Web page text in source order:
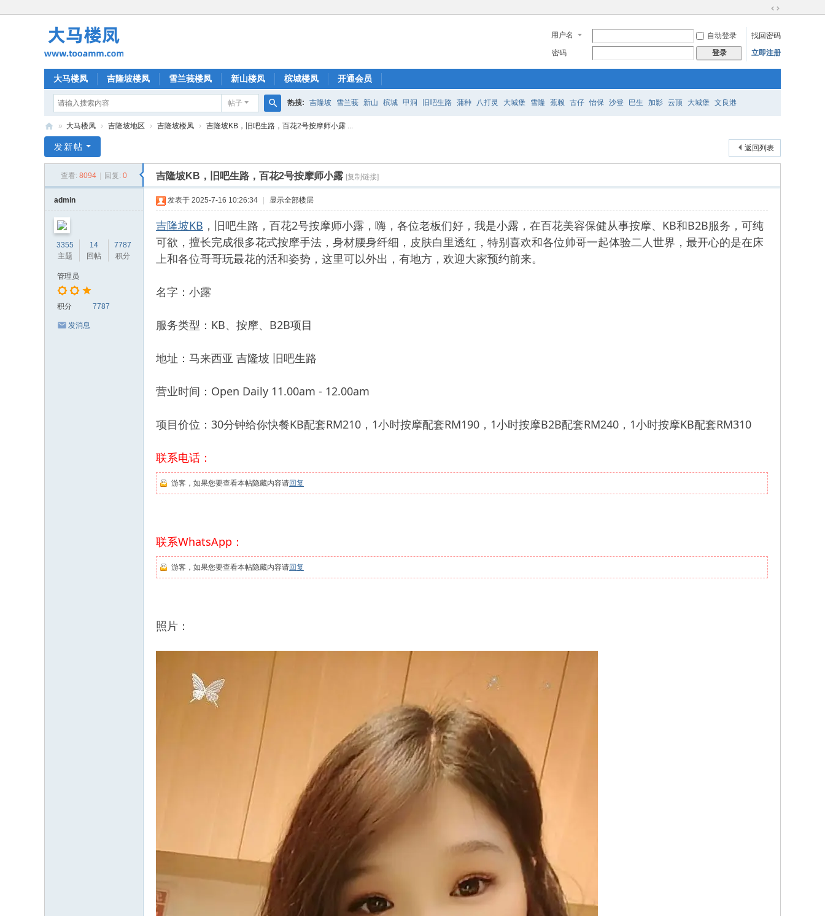
换
到
宽
用户名 自动登录
找回密码
密码
登录 立即注册
大马楼凤 吉隆坡楼凤 雪兰莪楼凤 新山楼凤 槟城楼凤 开通会员
帖子
搜
热搜: 吉隆坡 雪兰莪 新山 槟城 甲洞 旧吧生路 蒲种 八打灵 大城堡 雪隆 蕉赖 古仔 怡保 沙登 巴生 加影 云顶 大城堡 文良港
马
» 大马楼凤 › 吉隆坡地区 › 吉隆坡楼凤 › 吉隆坡KB，旧吧生路，百花2号按摩师小露 ...
返回列表
发新帖
查看: 8094 回复: 0 吉隆坡KB，旧吧生路，百花2号按摩师小露 [复制链接]
admin
3355
主题
14
回帖
7787
积分
管理员
积分 7787
发消息
发表于 2025-7-16 10:26:34 显示全部楼层
吉隆坡KB ，旧吧生路，百花2号按摩师小露，嗨，各位老板们好，我是小露，在百花美容保健从事按摩、KB和B2B服务，可纯
可欲，擅长完成很多花式按摩手法，身材腰身纤细，皮肤白里透红，特别喜欢和各位帅哥一起体验二人世界，最开心的是在床
上和各位哥哥玩最花的活和姿势，这里可以外出，有地方，欢迎大家预约前来。
名字：小露
服务类型：KB、按摩、B2B项目
地址：马来西亚 吉隆坡 旧吧生路
营业时间：Open Daily 11.00am - 12.00am
项目价位：30分钟给你快餐KB配套RM210，1小时按摩配套RM190，1小时按摩B2B配套RM240，1小时按摩KB配套RM310
联系电话：
游客，如果您要查看本帖隐藏内容请回复
联系WhatsApp：
游客，如果您要查看本帖隐藏内容请回复
照片：